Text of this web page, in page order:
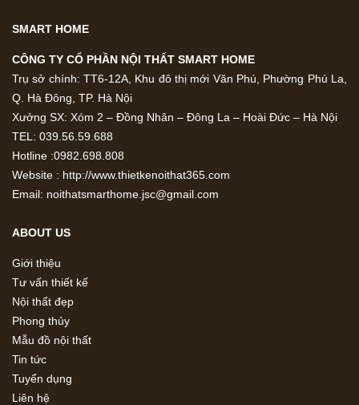
SMART HOME
CÔNG TY CỔ PHẦN NỘI THẤT SMART HOME
Trụ sở chính: TT6-12A, Khu đô thị mới Văn Phú, Phường Phú La,
Q. Hà Đông, TP. Hà Nội
Xưởng SX: Xóm 2 – Đồng Nhân – Đông La – Hoài Đức – Hà Nội
TEL: 039.56.59.688
Hotline :0982.698.808
Website : http://www.thietkenoithat365.com
Email: noithatsmarthome.jsc@gmail.com
ABOUT US
Giới thiệu
Tư vấn thiết kế
Nội thất đẹp
Phong thủy
Mẫu đồ nội thất
Tin tức
Tuyển dụng
Liên hệ